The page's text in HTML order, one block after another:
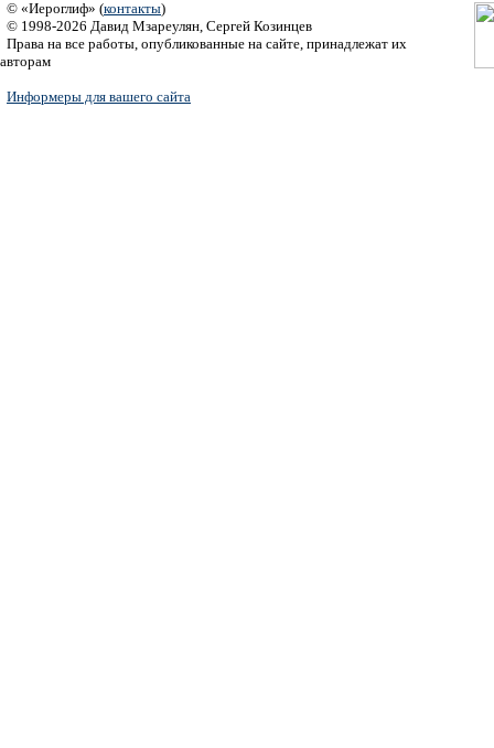
© «Иероглиф» (контакты)
© 1998-2026 Давид Мзареулян, Сергей Козинцев
Права на все работы, опубликованные на сайте, принадлежат их
авторам
Информеры для вашего сайта